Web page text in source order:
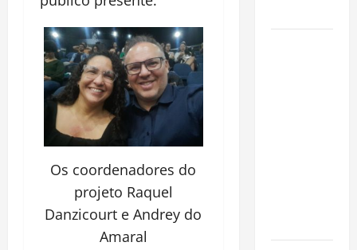
Os coordenadores do
projeto Raquel
Danzicourt e Andrey do
Amaral